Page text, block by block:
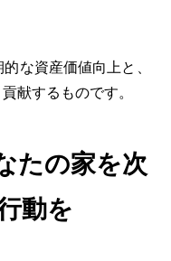
な資産価値向上と、
献するものです。
たの家を次
動を